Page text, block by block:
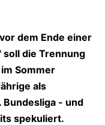
dem Ende einer
soll die Trennung
Sommer
als
- und
spekuliert.